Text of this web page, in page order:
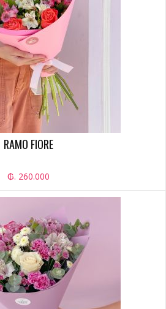
RAMO FIORE
₲. 260.000